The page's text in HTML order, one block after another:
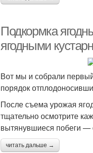
Подкормка
ягодными
Вот мы и собрали
порядок
После съема урожая
тщательно осмотрите
вытянувшиеся побеги —
читать дальше →